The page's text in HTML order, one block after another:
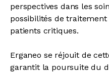
perspectives dans les
possibilités de
patients critiques.
Erganeo se réjouit de
garantit la poursuite du